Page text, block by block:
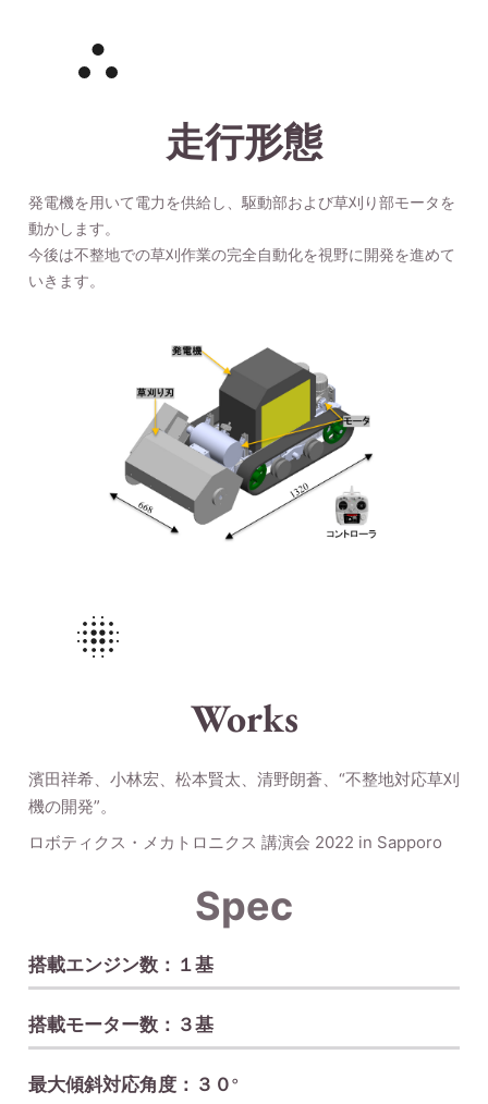
走行形態
発電機を用いて電力を供給し、駆動部および草刈り部モータを
動かします。
今後は不整地での草刈作業の完全自動化を視野に開発を進めて
いきます。
Works
濱田祥希、小林宏、松本賢太、清野朗蒼、“不整地対応草刈
機の開発”。
ロボティクス・メカトロニクス 講演会 2022 in Sapporo
Spec
搭載エンジン数：１基
搭載モーター数：３基
最大傾斜対応角度：３０°